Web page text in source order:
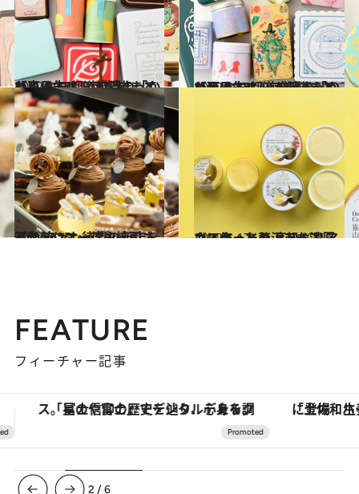
2022.3.10
【東日本エリアを総まとめ】 おいしいが詰まっている！ 47都道府県の「かわいい缶」
グルメ 2022.3.19
【西日本エリアを総まとめ】 おいしいが詰まっている！ 47都道府県の「かわいい缶」
グルメ
2022.3.25
パティシエ・德永純司さんが ファン待望の新店を不動前にオープン
グルメ 2022.5.17
カスタードのような濃厚さにうっとり 高級ドリアンで作った贅沢アイス
グルメ
FEATURE
フィーチャー記事
「土佐和ハーブかき氷」がOMO7高知に登場！生姜、山椒、大葉など目にも舌にも涼を呼ぶ郷土の味 ヴァシュロン・コンスタンタ
3 /6